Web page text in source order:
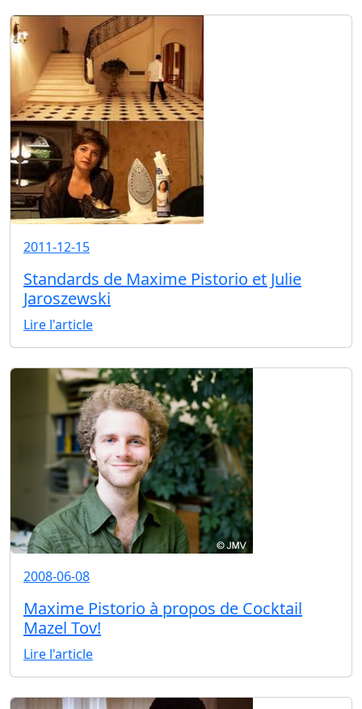
2011-12-15
Standards de Maxime Pistorio et Julie
Jaroszewski
Lire l'article
2008-06-08
Maxime Pistorio à propos de Cocktail
Mazel Tov!
Lire l'article